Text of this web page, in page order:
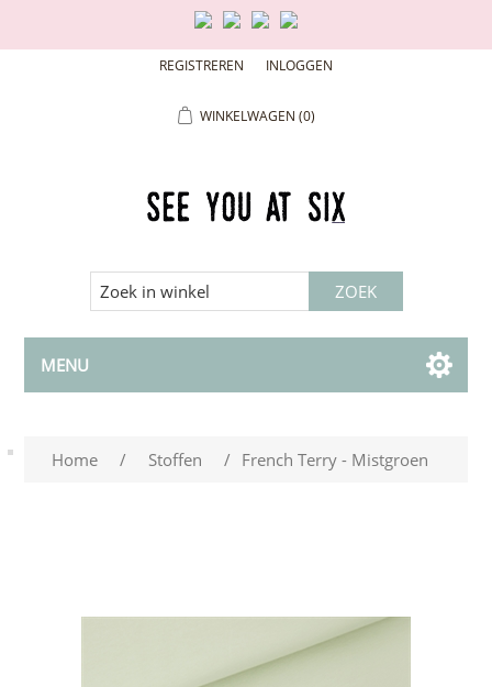
REGISTREREN INLOGGEN
WINKELWAGEN (0)
MENU
Home / Stoffen / French Terry - Mistgroen